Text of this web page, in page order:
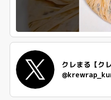
クレまる【ク